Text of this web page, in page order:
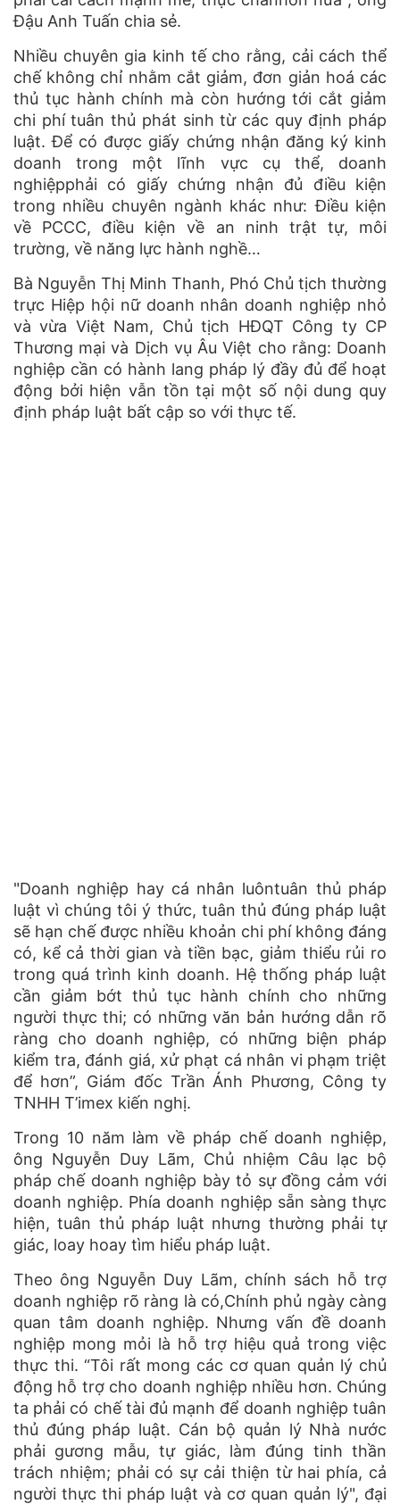
Đậu Anh Tuấn chia sẻ.
Nhiều chuyên gia kinh tế cho rằng, cải cách thể
chế không chỉ nhằm cắt giảm, đơn giản hoá các
thủ tục hành chính mà còn hướng tới cắt giảm
chi phí tuân thủ phát sinh từ các quy định pháp
luật. Để có được giấy chứng nhận đăng ký kinh
doanh trong một lĩnh vực cụ thể, doanh
nghiệpphải có giấy chứng nhận đủ điều kiện
trong nhiều chuyên ngành khác như: Điều kiện
về PCCC, điều kiện về an ninh trật tự, môi
trường, về năng lực hành nghề…
Bà Nguyễn Thị Minh Thanh, Phó Chủ tịch thường
trực Hiệp hội nữ doanh nhân doanh nghiệp nhỏ
và vừa Việt Nam, Chủ tịch HĐQT Công ty CP
Thương mại và Dịch vụ Âu Việt cho rằng: Doanh
nghiệp cần có hành lang pháp lý đầy đủ để hoạt
động bởi hiện vẫn tồn tại một số nội dung quy
định pháp luật bất cập so với thực tế.
"Doanh nghiệp hay cá nhân luôntuân thủ pháp
luật vì chúng tôi ý thức, tuân thủ đúng pháp luật
sẽ hạn chế được nhiều khoản chi phí không đáng
có, kể cả thời gian và tiền bạc, giảm thiểu rủi ro
trong quá trình kinh doanh. Hệ thống pháp luật
cần giảm bớt thủ tục hành chính cho những
người thực thi; có những văn bản hướng dẫn rõ
ràng cho doanh nghiệp, có những biện pháp
kiểm tra, đánh giá, xử phạt cá nhân vi phạm triệt
để hơn”, Giám đốc Trần Ánh Phương, Công ty
TNHH T’imex kiến nghị.
Trong 10 năm làm về pháp chế doanh nghiệp,
ông Nguyễn Duy Lãm, Chủ nhiệm Câu lạc bộ
pháp chế doanh nghiệp bày tỏ sự đồng cảm với
doanh nghiệp. Phía doanh nghiệp sẵn sàng thực
hiện, tuân thủ pháp luật nhưng thường phải tự
giác, loay hoay tìm hiểu pháp luật.
Theo ông Nguyễn Duy Lãm, chính sách hỗ trợ
doanh nghiệp rõ ràng là có,Chính phủ ngày càng
quan tâm doanh nghiệp. Nhưng vấn đề doanh
nghiệp mong mỏi là hỗ trợ hiệu quả trong việc
thực thi. “Tôi rất mong các cơ quan quản lý chủ
động hỗ trợ cho doanh nghiệp nhiều hơn. Chúng
ta phải có chế tài đủ mạnh để doanh nghiệp tuân
thủ đúng pháp luật. Cán bộ quản lý Nhà nước
phải gương mẫu, tự giác, làm đúng tinh thần
trách nhiệm; phải có sự cải thiện từ hai phía, cả
người thực thi pháp luật và cơ quan quản lý", đại